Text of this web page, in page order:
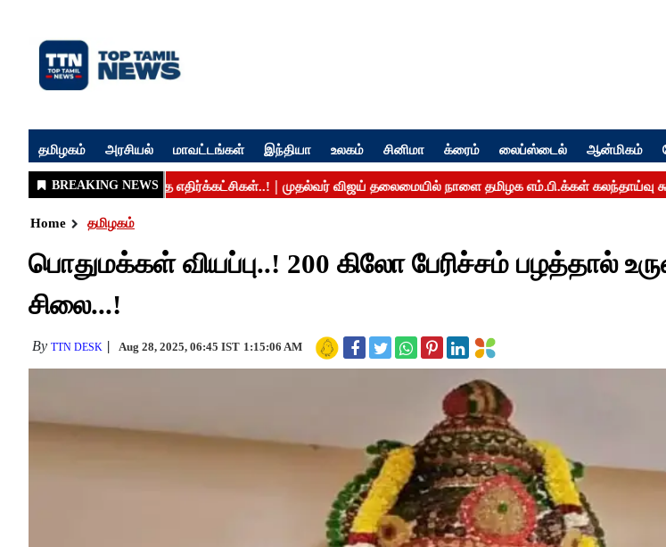
தமிழகம் அரசியல் மாவட்டங்கள் இந்தியா உலகம் சினிமா க்ரைம் லைப்ஸ்டைல் ஆன்மிகம்
Home தமிழகம்
பொதுமக்கள் வியப்பு..! 200 கிலோ பேரிச்சம் பழத்தால்
சிலை...!
By TTN DESK Aug 28, 2025, 06:45 IST 1:15:06 AM